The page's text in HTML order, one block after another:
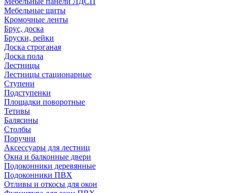
Мебельные щиты
Кромочные ленты
Брус, доска
Бруски, рейки
Доска строганая
Доска пола
Лестницы
Лестницы стационарные
Ступени
Подступенки
Площадки поворотные
Тетивы
Балясины
Столбы
Поручни
Аксессуары для лестниц
Окна и балконные двери
Подоконники деревянные
Подоконники ПВХ
Отливы и откосы для окон